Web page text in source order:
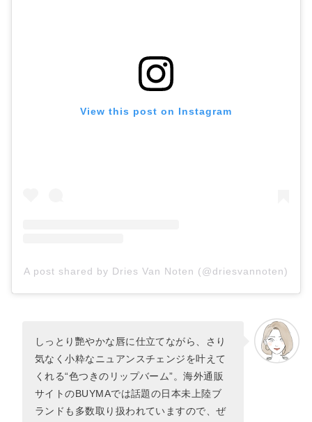
View this post on Instagram
A post shared by Dries Van Noten (@driesvannoten)
しっとり艷やかな唇に仕立てながら、さり
気なく小粋なニュアンスチェンジを叶えて
くれる“色つきのリップバーム”。海外通販
サイトのBUYMAでは話題の日本未上陸ブ
ランドも多数取り扱われていますので、ぜ